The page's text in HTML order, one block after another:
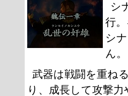
シ
行
シ
ん。
武器は戦闘を重ね
り、成長して攻撃